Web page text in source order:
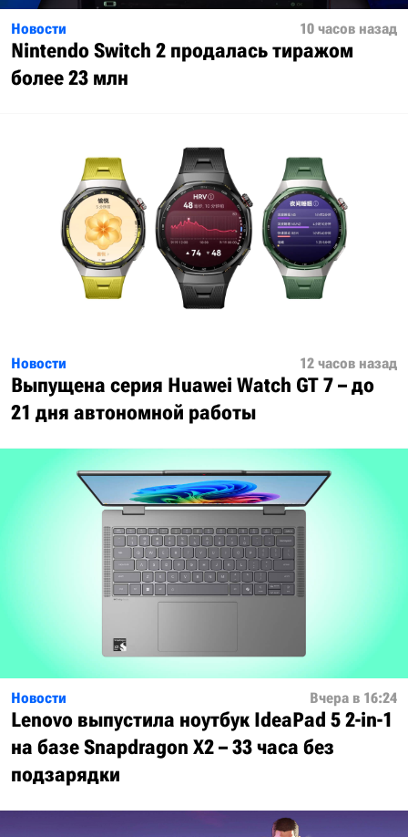
Новости 10 часов назад
Nintendo Switch 2 продалась тиражом
более 23 млн
Новости 12 часов назад
Выпущена серия Huawei Watch GT 7 – до
21 дня автономной работы
Новости Вчера в 16:24
Lenovo выпустила ноутбук IdeaPad 5 2-in-1
на базе Snapdragon X2 – 33 часа без
подзарядки